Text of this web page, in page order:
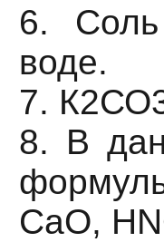
6.
воде.
7.
8. В
CaO,